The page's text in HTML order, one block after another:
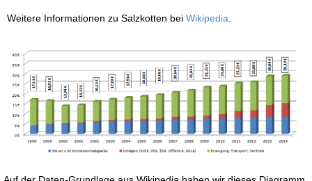
Weitere Informationen zu Salzkotten bei Wikipedia